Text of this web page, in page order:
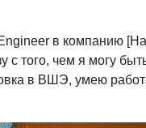
в компанию
того, чем я могу
в ВШЭ, умею